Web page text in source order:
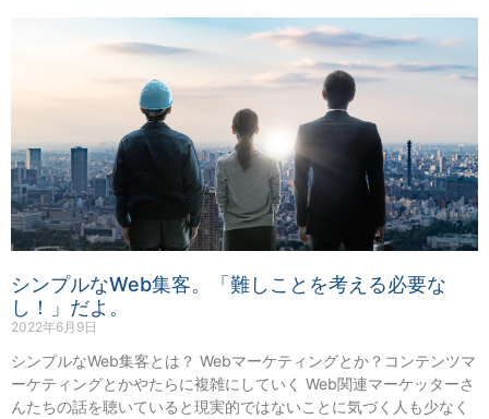
シンプルなWeb集客。「難しことを考える必要な
し！」だよ。
2022年6月9日
シンプルなWeb集客とは？ Webマーケティングとか？コンテンツマ
ーケティングとかやたらに複雑にしていく Web関連マーケッターさ
んたちの話を聴いていると現実的ではないことに気づく人も少なく